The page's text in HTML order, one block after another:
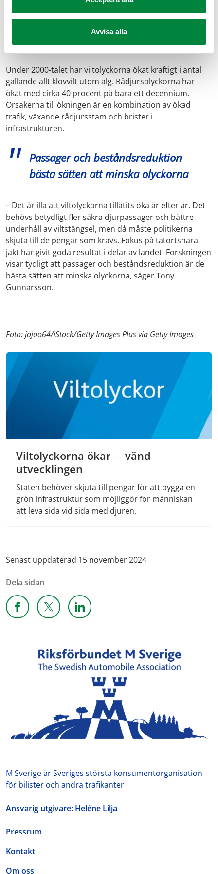
Avvisa alla
hastighet, desto längre bromssträcka. Vid dålig sikt bör
man i ännu högre grad sänka hastigheten. Tänk också
på att om ett djur går upp på vägen, följer ofta fler efter,
säger Tony Gunnarsson.
Under 2000-talet har viltolyckorna ökat kraftigt i antal
gällande allt klövvilt utom älg. Rådjursolyckorna har
ökat med cirka 40 procent på bara ett decennium.
Orsakerna till ökningen är en kombination av ökad
trafik, växande rådjursstam och brister i
infrastrukturen.
Passager och beståndsreduktion
bästa sätten att minska olyckorna
– Det är illa att viltolyckorna tillåtits öka år efter år. Det
behövs betydligt fler säkra djurpassager och bättre
underhåll av viltstängsel, men då måste politikerna
skjuta till de pengar som krävs. Fokus på tätortsnära
jakt har givit goda resultat i delar av landet. Forskningen
visar tydligt att passager och beståndsreduktion är de
bästa sätten att minska olyckorna, säger Tony
Gunnarsson.
Foto: jojoo64/iStock/Getty Images Plus via Getty Images
Viltolyckorna ökar – vänd
utvecklingen
Staten behöver skjuta till pengar för att bygga en
grön infrastruktur som möjliggör för människan
att leva sida vid sida med djuren.
Senast uppdaterad 15 november 2024
Dela sidan
Dela sidan på Facebook
Dela sidan på XDela sidan på Linkedin
M Sverige är Sveriges största konsumentorganisation
för bilister och andra trafikanter
Ansvarig utgivare: Heléne Lilja
Pressrum
Kontakt
Om oss